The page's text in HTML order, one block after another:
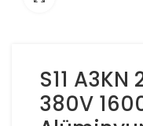
S11
380V